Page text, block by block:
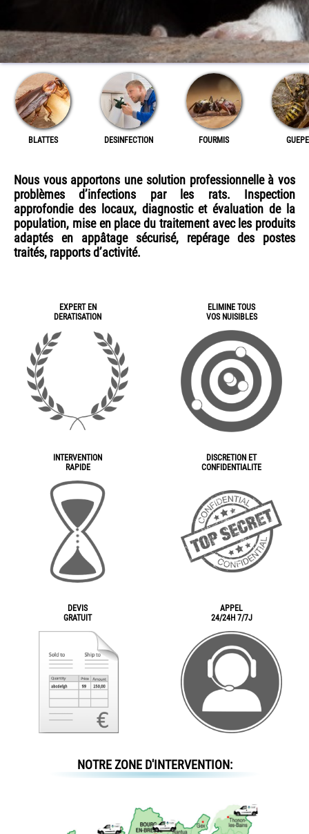
BLATTES DESINFECTION FOURMIS
Nous vous apportons une solution professionnelle à vos
problèmes d’infections par les rats. Inspection
approfondie des locaux, diagnostic et évaluation de la
population, mise en place du traitement avec les produits
adaptés en appâtage sécurisé, repérage des postes
traités, rapports d’activité.
EXPERT EN
DERATISATION
ELIMINE TOUS
VOS NUISIBLES
INTERVENTION
RAPIDE
DISCRETION ET
CONFIDENTIALITE
DEVIS
GRATUIT
APPEL
24/24H 7/7J
NOTRE ZONE D'INTERVENTION: